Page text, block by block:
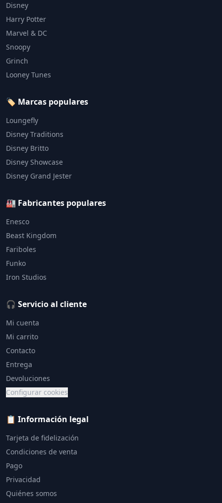
Disney
Harry Potter
Marvel & DC
Snoopy
Grinch
Looney Tunes
🏷️ Marcas populares
Loungefly
Disney Traditions
Disney Britto
Disney Showcase
Disney Grand Jester
🏭 Fabricantes populares
Enesco
Beast Kingdom
Fariboles
Funko
Iron Studios
🎧 Servicio al cliente
Mi cuenta
Mi carrito
Contacto
Entrega
Devoluciones
Configurar cookies
📋 Información legal
Tarjeta de fidelización
Condiciones de venta
Pago
Privacidad
Quiénes somos